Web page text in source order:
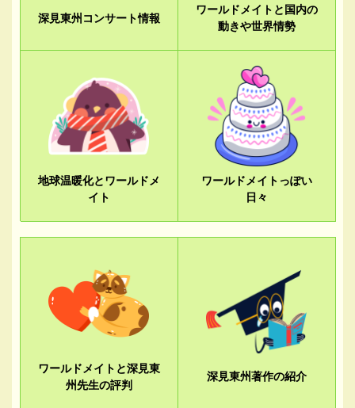
深見東州コンサート情報
ワールドメイトと国内の
動きや世界情勢
地球温暖化とワールドメ
イト
ワールドメイトっぽい
日々
ワールドメイトと深見東
州先生の評判
深見東州著作の紹介